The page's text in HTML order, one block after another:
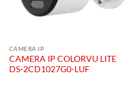
CAMERA IP
CAMERA IP COLORVU LITE
DS-2CD1027G0-LUF